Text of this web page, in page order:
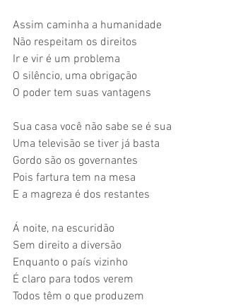
Assim caminha a humanidade
Não respeitam os direitos
Ir e vir é um problema
O silêncio, uma obrigação
O poder tem suas vantagens
Sua casa você não sabe se é sua
Uma televisão se tiver já basta
Gordo são os governantes
Pois fartura tem na mesa
E a magreza é dos restantes
Á noite, na escuridão
Sem direito a diversão
Enquanto o país vizinho
É claro para todos verem
Todos têm o que produzem